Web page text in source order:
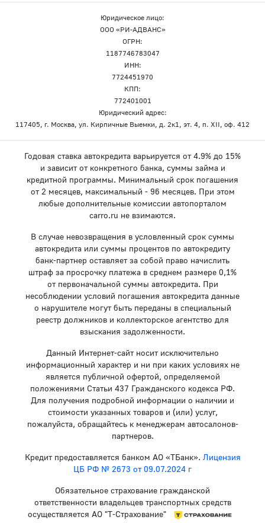
Юридическое лицо:
ООО «РИ-АДВАНС»
ОГРН:
1187746783047
ИНН:
7724451970
КПП:
772401001
Юридический адрес:
117405, г. Москва, ул. Кирпичные Выемки, д. 2к1, эт. 4, п. XII, оф. 412
Годовая ставка автокредита варьируется от 4.9% до 15%
и зависит от конкретного банка, суммы займа и
кредитной программы. Минимальный срок погашения
от 2 месяцев, максимальный - 96 месяцев. При этом
любые дополнительные комиссии автопорталом
carro.ru не взимаются.
В случае невозвращения в условленный срок суммы
автокредита или суммы процентов по автокредиту
банк-партнер оставляет за собой право начислить
штраф за просрочку платежа в среднем размере 0,1%
от первоначальной суммы автокредита. При
несоблюдении условий погашения автокредита данные
о нарушителе могут быть переданы в специальный
реестр должников и коллекторское агентство для
взыскания задолженности.
Данный Интернет-сайт носит исключительно
информационный характер и ни при каких условиях не
является публичной офертой, определяемой
положениями Статьи 437 Гражданского кодекса РФ.
Для получения подробной информации о наличии и
стоимости указанных товаров и (или) услуг,
пожалуйста, обращайтесь к менеджерам автосалонов-
партнеров.
Кредит предоставляется банком АО «ТБанк». Лицензия
ЦБ РФ № 2673 от 09.07.2024 г
Обязательное страхование гражданской
ответственности владельцев транспортных средств
осуществляется АО "Т-Страхование"